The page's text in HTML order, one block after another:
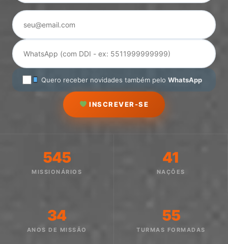
Quero receber novidades também pelo WhatsApp
INSCREVER-SE
545
MISSIONÁRIOS
41
NAÇÕES
34
ANOS DE MISSÃO
55
TURMAS FORMADAS